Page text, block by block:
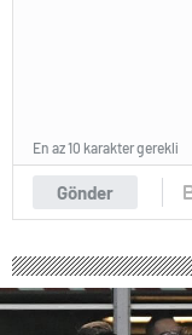
Gönder
En az 10 karakter gerekli